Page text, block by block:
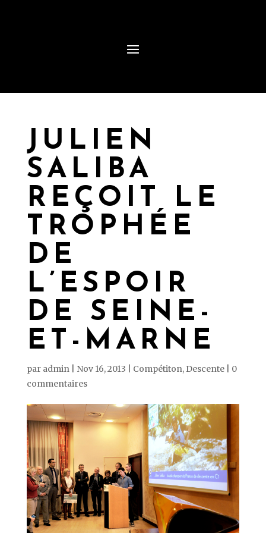
JULIEN
SALIBA
REÇOIT LE
TROPHÉE
DE
L’ESPOIR
DE SEINE-
ET-MARNE
par admin| Nov 16, 2013 Compétiton, Descente| 0
commentaires